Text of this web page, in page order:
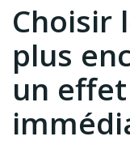
Choisir
plus
un